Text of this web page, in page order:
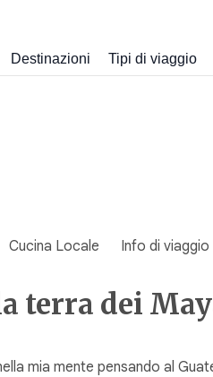
Destinazioni Tipi di viaggio
Cucina Locale Info di viaggio
terra dei
mia mente pensando al